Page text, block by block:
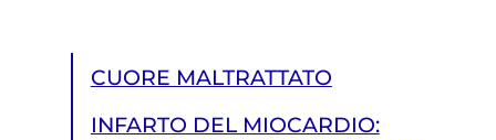
CUORE MALTRATTATO
INFARTO DEL MIOCARDIO: